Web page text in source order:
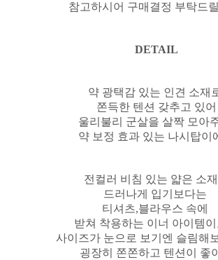
참고하시어 구매결정 부탁드
DETAIL
약 광택감 있는 인견 소재
쫀득한 텐션 갖추고 있어
울리불리 군살을 살짝 모아
약 보정 효과 있는 나시탑이
전컬러 비침 있는 얇은 소
드러나게 입기보다는
티셔츠,블라우스 속에
받쳐 착용하는 이너 아이템
사이즈가 눈으로 보기엔 슬림해
굉장히 쫀쫀하고 텐션이 좋